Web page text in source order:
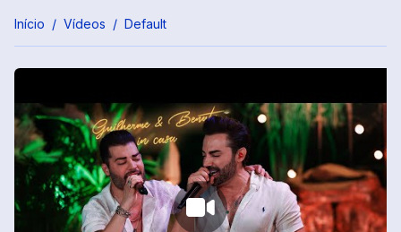
Início Vídeos Default